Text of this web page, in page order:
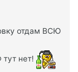
отдам ВСЮ
нет!